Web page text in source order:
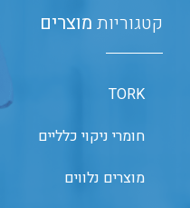
קטגוריות מוצרים
TORK
חומרי ניקוי כלליים
מוצרים נלווים